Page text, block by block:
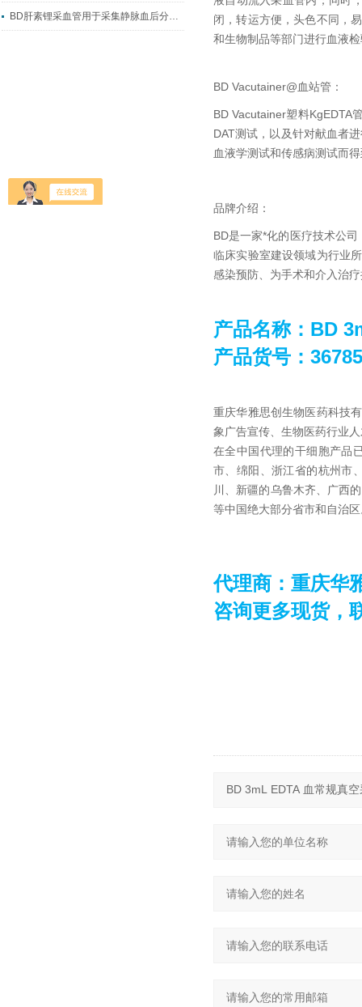
BD肝素锂采血管用于采集静脉血后分离出血浆
闭，转运方便，头色不同，
和生物制品等部门进行血液
BD Vacutainer@血站管：
BD Vacutainer塑料KgEDTA
DAT测试，以及针对献血者
血液学测试和传感病测试而
品牌介绍：
BD是一家*化的医疗技术公
临床实验室建设领域为行业
感染预防、为手术和介入治
产品名称： BD
产品货号：
重庆华雅思创生物医药科技
象广告宣传、生物医药行业
在全中国代理的干细胞产品
市、绵阳、浙江省的杭州市
川、新疆的乌鲁木齐、广西
等中国绝大部分省市和自治
代理商：重庆华
咨询更多现货，